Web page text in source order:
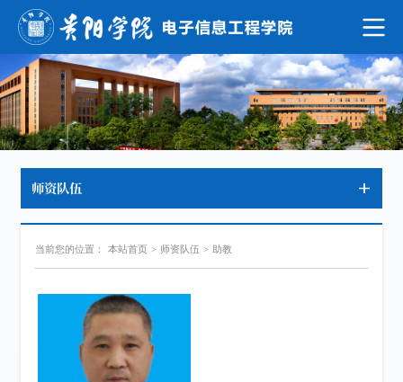
师资队伍
当前您的位置： 本站首页 > 师资队伍 > 助教